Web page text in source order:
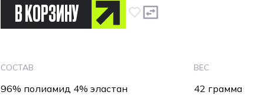
В КОРЗИНУ
СОСТАВ
96% полиамид 4% эластан
ВЕС
42 грамма